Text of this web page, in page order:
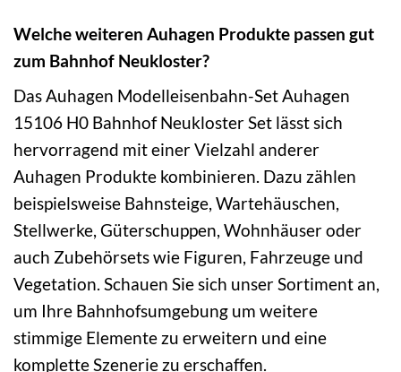
Welche weiteren Auhagen Produkte passen gut
zum Bahnhof Neukloster?
Das Auhagen Modelleisenbahn-Set Auhagen
15106 H0 Bahnhof Neukloster Set lässt sich
hervorragend mit einer Vielzahl anderer
Auhagen Produkte kombinieren. Dazu zählen
beispielsweise Bahnsteige, Wartehäuschen,
Stellwerke, Güterschuppen, Wohnhäuser oder
auch Zubehörsets wie Figuren, Fahrzeuge und
Vegetation. Schauen Sie sich unser Sortiment an,
um Ihre Bahnhofsumgebung um weitere
stimmige Elemente zu erweitern und eine
komplette Szenerie zu erschaffen.